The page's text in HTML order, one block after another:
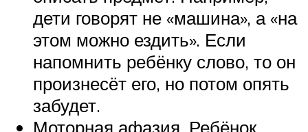
дети говорят не «машина», а «на
этом можно ездить». Если
напомнить ребёнку слово, то он
произнесёт его, но потом опять
забудет.
Моторная афазия. Ребёнок,